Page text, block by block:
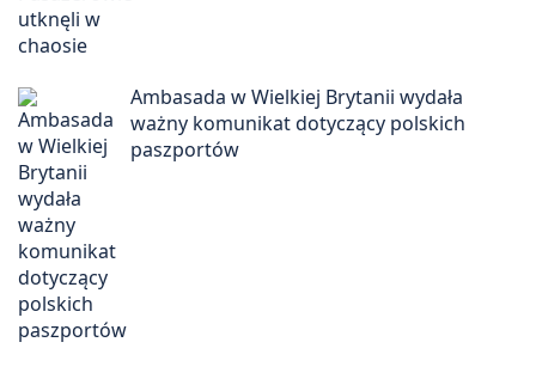
Ambasada w Wielkiej Brytanii wydała
ważny komunikat dotyczący polskich
paszportów